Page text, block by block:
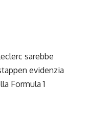
sarebbe
evidenzia
Formula 1